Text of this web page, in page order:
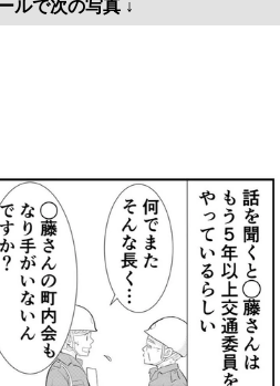
ルで次の写真 ↓